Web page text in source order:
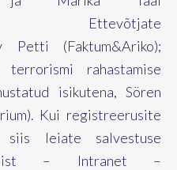
Ettevõtjate
Petti (Faktum&Ariko);
rahastamise
isikutena, Sören
Kui registreerusite
siis leiate salvestuse
– Intranet –